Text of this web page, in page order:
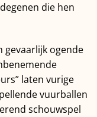
die hen
gevaarlijk ogende
laten vurige
vuurballen
schouwspel